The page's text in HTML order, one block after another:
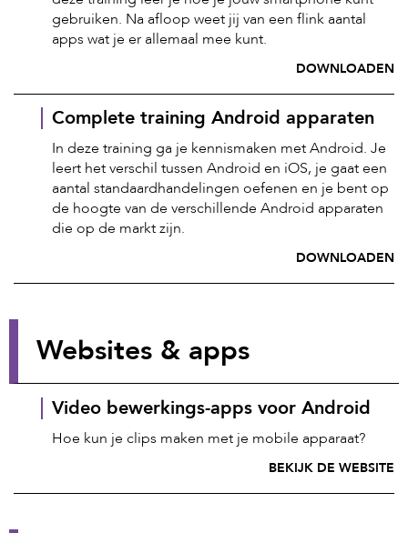
gebruiken. Na afloop weet jij van een flink aantal
apps wat je er allemaal mee kunt.
DOWNLOADEN
Complete training Android apparaten
In deze training ga je kennismaken met Android. Je
leert het verschil tussen Android en iOS, je gaat een
aantal standaardhandelingen oefenen en je bent op
de hoogte van de verschillende Android apparaten
die op de markt zijn.
DOWNLOADEN
Websites & apps
Video bewerkings-apps voor Android
Hoe kun je clips maken met je mobile apparaat?
BEKIJK DE WEBSITE